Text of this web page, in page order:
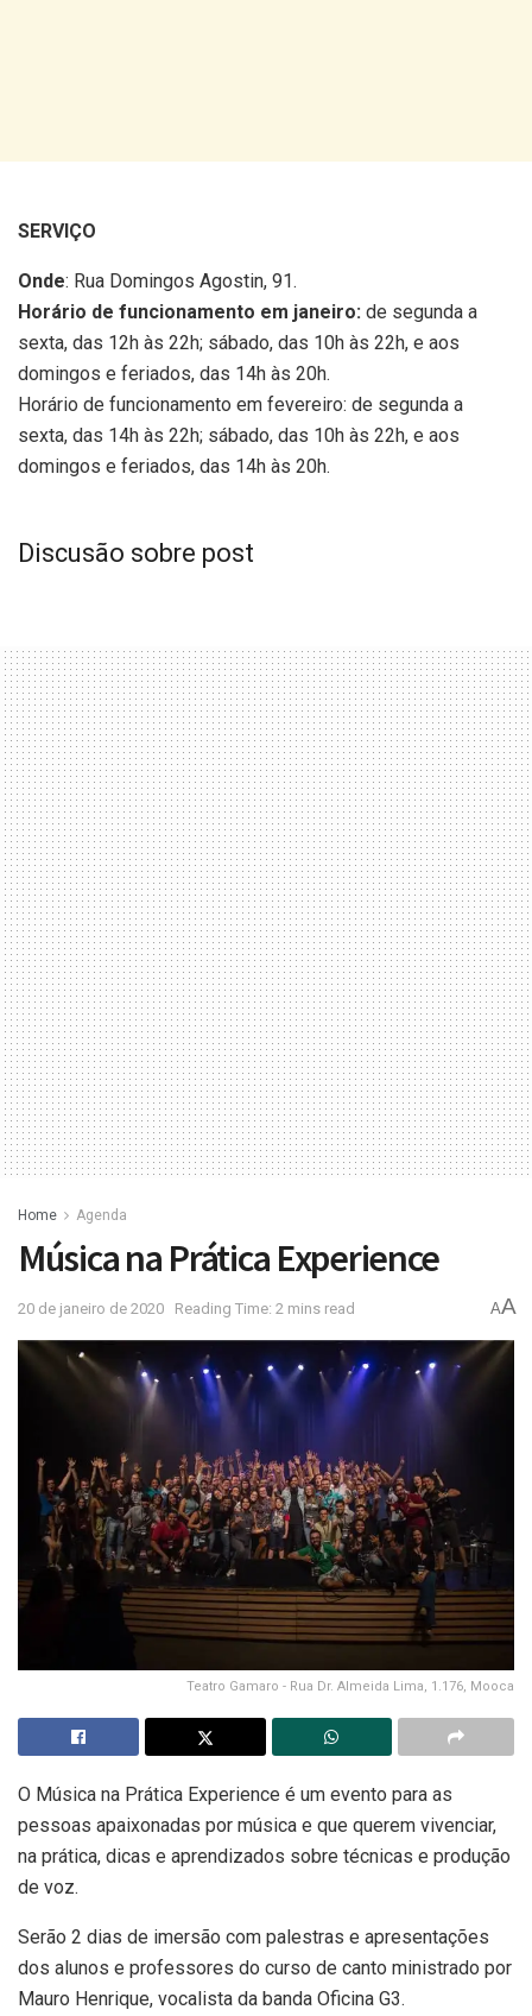
SERVIÇO
Onde: Rua Domingos Agostin, 91.
Horário de funcionamento em janeiro: de segunda a
sexta, das 12h às 22h; sábado, das 10h às 22h, e aos
domingos e feriados, das 14h às 20h.
Horário de funcionamento em fevereiro: de segunda a
sexta, das 14h às 22h; sábado, das 10h às 22h, e aos
domingos e feriados, das 14h às 20h.
Discusão sobre post
Home Agenda
Música na Prática Experience
20 de janeiro de 2020 Reading Time: 2 mins read AA
Teatro Gamaro - Rua Dr. Almeida Lima, 1.176, Mooca
O Música na Prática Experience é um evento para as
pessoas apaixonadas por música e que querem vivenciar,
na prática, dicas e aprendizados sobre técnicas e produção
de voz.
Serão 2 dias de imersão com palestras e apresentações
dos alunos e professores do curso de canto ministrado por
Mauro Henrique, vocalista da banda Oficina G3.